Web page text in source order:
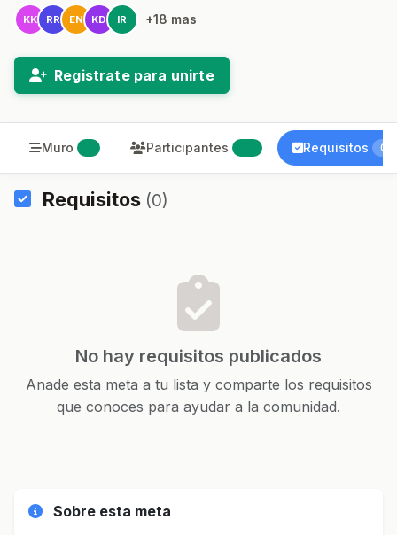
KK RR EN KD IR +18 mas
Registrate para unirte
Muro Participantes Requisitos 0
Requisitos (0)
No hay requisitos publicados
Anade esta meta a tu lista y comparte los requisitos
que conoces para ayudar a la comunidad.
Sobre esta meta